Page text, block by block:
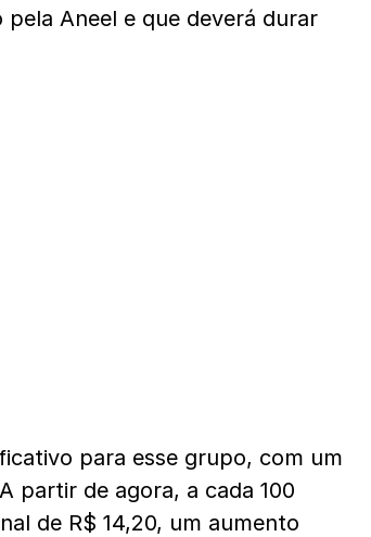
Aneel e que deverá durar
para esse grupo, com um
partir de agora, a cada 100
de R$ 14,20, um aumento